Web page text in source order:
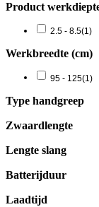
Product
2.5 - 8.5(1)
Werkbreedte (cm)
95 - 125(1)
Type handgreep
Zwaardlengte
Lengte slang
Batterijduur
Laadtijd